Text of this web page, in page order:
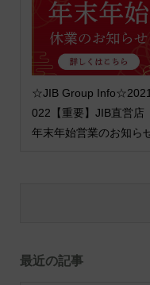
☆JIB Group
022【重要】JIB直営店
年末年始営業のお知ら
最近の記事